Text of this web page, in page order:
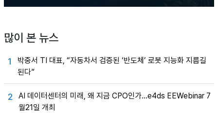
많이 본 뉴스
1
박중서 TI 대표, “자동차서 검증된 ‘반도체’ 로봇 지능화 지름길
된다”
2
AI 데이터센터의 미래, 왜 지금 CPO인가…e4ds EEWebinar 7
월21일 개최